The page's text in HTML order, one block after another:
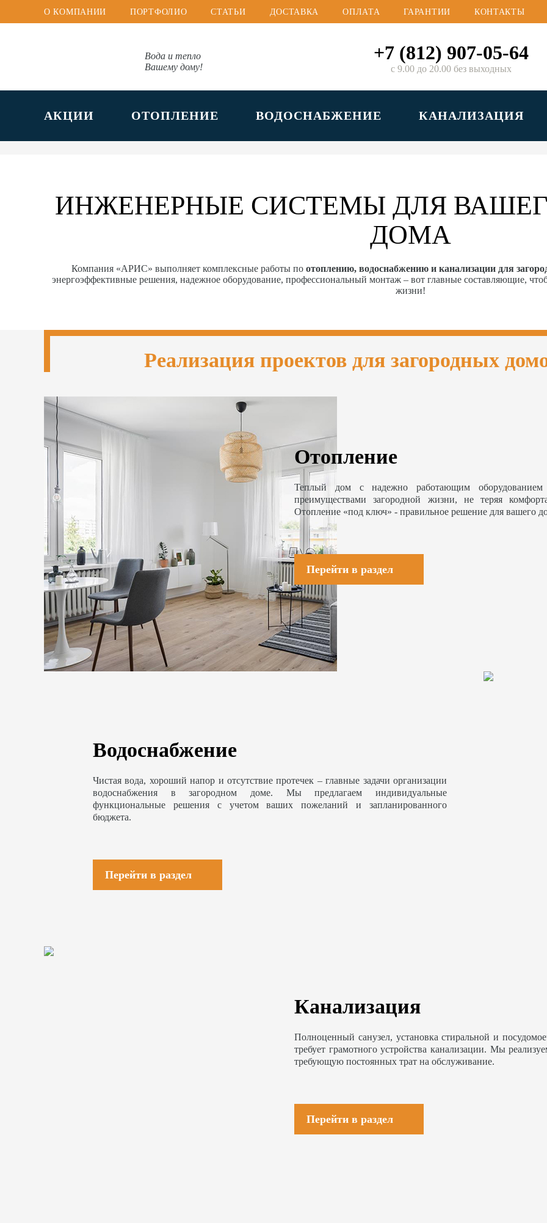
О КОМПАНИИ ПОРТФОЛИО СТАТЬИ ДОСТАВКА ОПЛАТА ГАРАНТИИ КОНТАКТЫ
Вода и тепло
Вашему дому!
+7 (812) 907-05-64
с 9.00 до 20.00 без выходных
АКЦИИ ОТОПЛЕНИЕ ВОДОСНАБЖЕНИЕ КАНАЛИЗАЦИЯ
ИНЖЕНЕРНЫЕ СИСТЕМЫ ДЛЯ
ДОМА
Компания «АРИС» выполняет комплексные работы по отоплению, водоснабжению и канализации для
энергоэффективные решения, надежное оборудование, профессиональный монтаж – вот главные составляющие,
жизни!
Реализация проектов для загородных
Отопление
Теплый дом с надежно работающим оборудованием
преимуществами загородной жизни, не теряя
Отопление «под ключ» - правильное решение для вашего
Перейти в раздел
Водоснабжение
Чистая вода, хороший напор и отсутствие протечек – главные задачи организации
водоснабжения в загородном доме. Мы предлагаем индивидуальные
функциональные решения с учетом ваших пожеланий и запланированного
бюджета.
Перейти в раздел
Канализация
Полноценный санузел, установка стиральной и
требует грамотного устройства канализации. Мы
требующую постоянных трат на обслуживание.
Перейти в раздел